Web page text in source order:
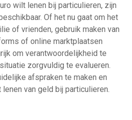
wilt lenen bij particulieren, zijn
Of het nu gaat om het
of vrienden, gebruik maken van
of online marktplaatsen
om verantwoordelijkheid te
zorgvuldig te evalueren.
afspraken te maken en
van geld bij particulieren.